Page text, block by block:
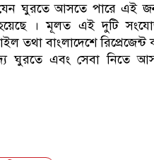
যেন ঘুরতে আসতে পারে এই
। মূলত এই দুটি
তথা বাংলাদেশে রিপ্রেজেন্ট
ঘুরতে এবং সেবা নিতে